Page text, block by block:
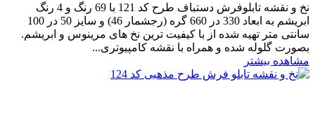
نخ و نقشه تابلوفرش دستباف طرح کد 121 با 69 رنگ و 4 رنگ
ابریشم به ابعاد 330 در 660 گره (رجشمار 46) و سایز 50 در 100
سانتی متر تهیه شده از با کیفیت ترین نخ های مرینوس و ابریشم.
بصورت گلوله شده و همراه با نقشه کامپیوتری...
مشاهده بیشتر